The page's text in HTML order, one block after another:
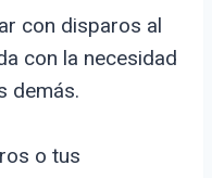
con disparos al
con la necesidad
demás.
o tus